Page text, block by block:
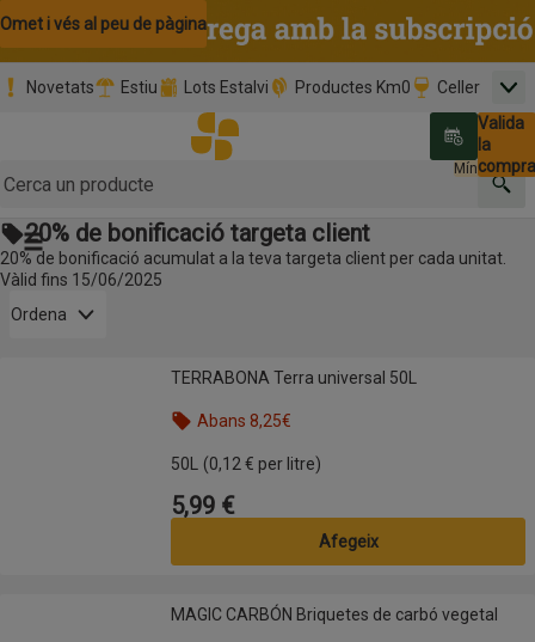
Omet i vés al contingut
Omet i vés a la cerca
Omet i vés al peu de pàgina
Novetats Estiu Lots Estalvi Productes Km0 Celler
Promoció clients nous Tria data
Valida
la
compra
0,00 €
Mínim:
Botó del menú principal
20% de bonificació targeta client
20% de bonificació acumulat a la teva targeta client per cada unitat.
Vàlid fins 15/06/2025
Ordena
TERRABONA Terra universal 50LTERRABONA Terra universal 50L
Abans 8,25€
50L (0,12 € per litre)
Preu
5,99 €
Afegeix
MAGIC CARBÓN Briquetes de carbó vegetalMAGIC CARBÓN Briquetes de carbó vegetal